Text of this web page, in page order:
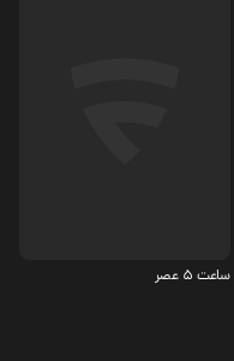
ساعت 5 عصر